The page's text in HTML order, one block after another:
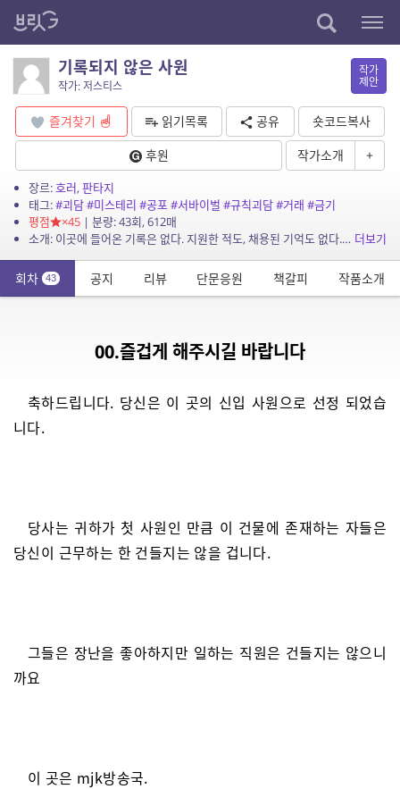
기록되지 않은 사원
작가: 저스티스
작가
제안
즐겨찾기 읽기목록 공유
숏코드복사
후원
작가소개 +
장르:호러,판타지
태그:#괴담#미스테리 #공포#서바이벌 #규칙괴담#거래 #금기
평점
×45| 분량: 43회, 612매
소개: 이곳에 들어온 기록은 없다. 지원한 적도, 채용된 기억도 없다. 그런데도 나는 ‘사원’으로 등록되어 있었다. 건물은 끊임없이 바뀌고, 방은 어제와 다른 위치에 존재하며, 규칙은 서... 더보기
회차 43 공지 리뷰 단문응원 책갈피 작품소개
00.즐겁게 해주시길 바랍니다
축하드립니다. 당신은 이 곳의 신입 사원으로 선정 되었습
니다.
당사는 귀하가 첫 사원인 만큼 이 건물에 존재하는 자들은
당신이 근무하는 한 건들지는 않을 겁니다.
그들은 장난을 좋아하지만 일하는 직원은 건들지는 않으니
까요
이 곳은 mjk방송국.